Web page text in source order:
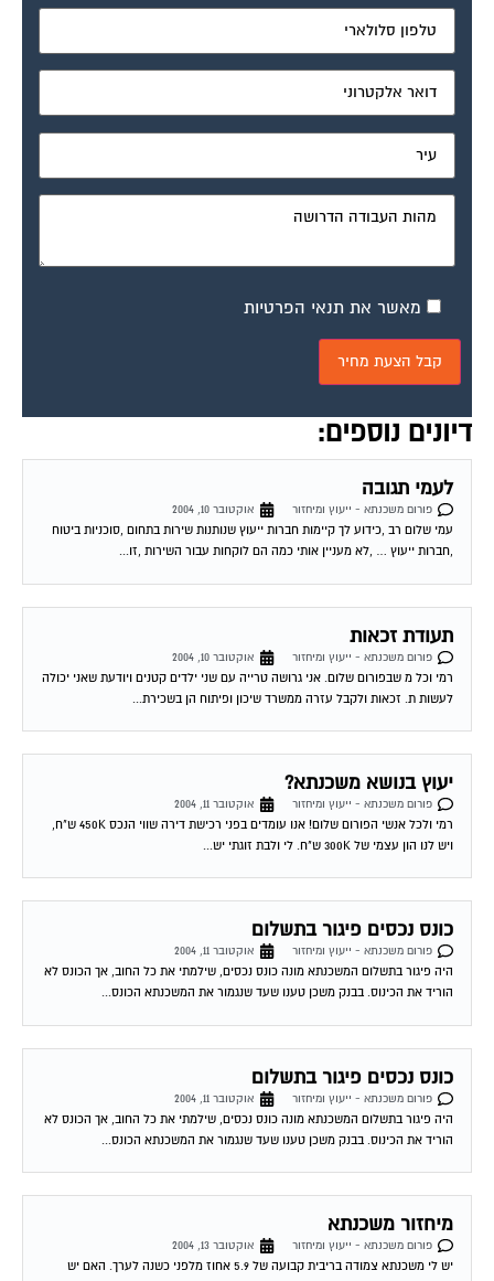
מאשר את תנאי הפרטיות
דיונים נוספים:
לעמי תגובה
פורום משכנתא - ייעוץ ומיחזור
אוקטובר 10, 2004
עמי שלום רב ,כידוע לך קיימות חברות ייעוץ שנותנות שירות בתחום ,סוכניות ביטוח
,חברות ייעוץ … ,לא מעניין אותי כמה הם לוקחות עבור השירות ,זו...
תעודת זכאות
פורום משכנתא - ייעוץ ומיחזור
אוקטובר 10, 2004
רמי וכל מ שבפורום שלום. אני גרושה טרייה עם שני ילדים קטנים ויודעת שאני יכולה
לעשות ת. זכאות ולקבל עזרה ממשרד שיכון ופיתוח הן בשכירת...
יעוץ בנושא משכנתא?
פורום משכנתא - ייעוץ ומיחזור
אוקטובר 11, 2004
רמי ולכל אנשי הפורום שלום! אנו עומדים בפני רכישת דירה שווי הנכס 450K ש"ח,
ויש לנו הון עצמי של 300K ש"ח. לי ולבת זוגתי יש...
כונס נכסים פיגור בתשלום
פורום משכנתא - ייעוץ ומיחזור
אוקטובר 11, 2004
היה פיגור בתשלום המשכנתא מונה כונס נכסים, שילמתי את כל החוב, אך הכונס לא
הוריד את הכינוס. בבנק משכן טענו שעד שנגמור את המשכנתא הכונס...
כונס נכסים פיגור בתשלום
פורום משכנתא - ייעוץ ומיחזור
אוקטובר 11, 2004
היה פיגור בתשלום המשכנתא מונה כונס נכסים, שילמתי את כל החוב, אך הכונס לא
הוריד את הכינוס. בבנק משכן טענו שעד שנגמור את המשכנתא הכונס...
מיחזור משכנתא
פורום משכנתא - ייעוץ ומיחזור
אוקטובר 13, 2004
יש לי משכנתא צמודה בריבית קבועה של 5.9 אחוז מלפני כשנה לערך. האם יש